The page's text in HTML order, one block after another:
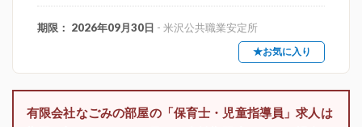
期限： 2026年09月30日 - 米沢公共職業安定所
★お気に入り
有限会社なごみの部屋の「保育士・児童指導員」求人は